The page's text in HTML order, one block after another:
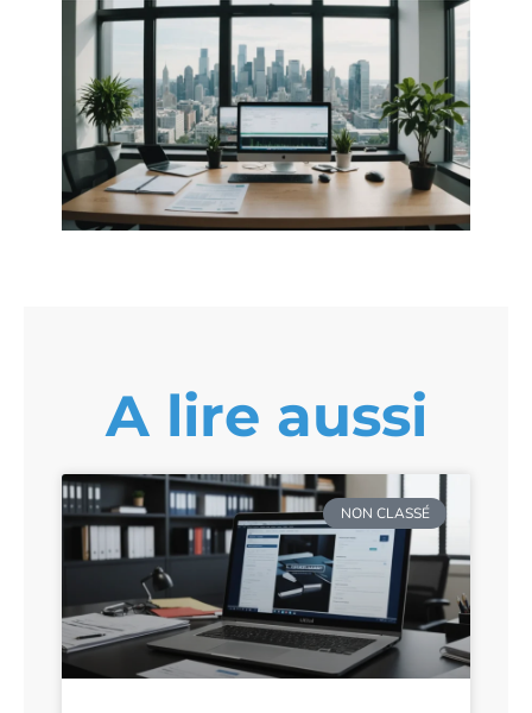
A lire aussi
NON CLASSÉ